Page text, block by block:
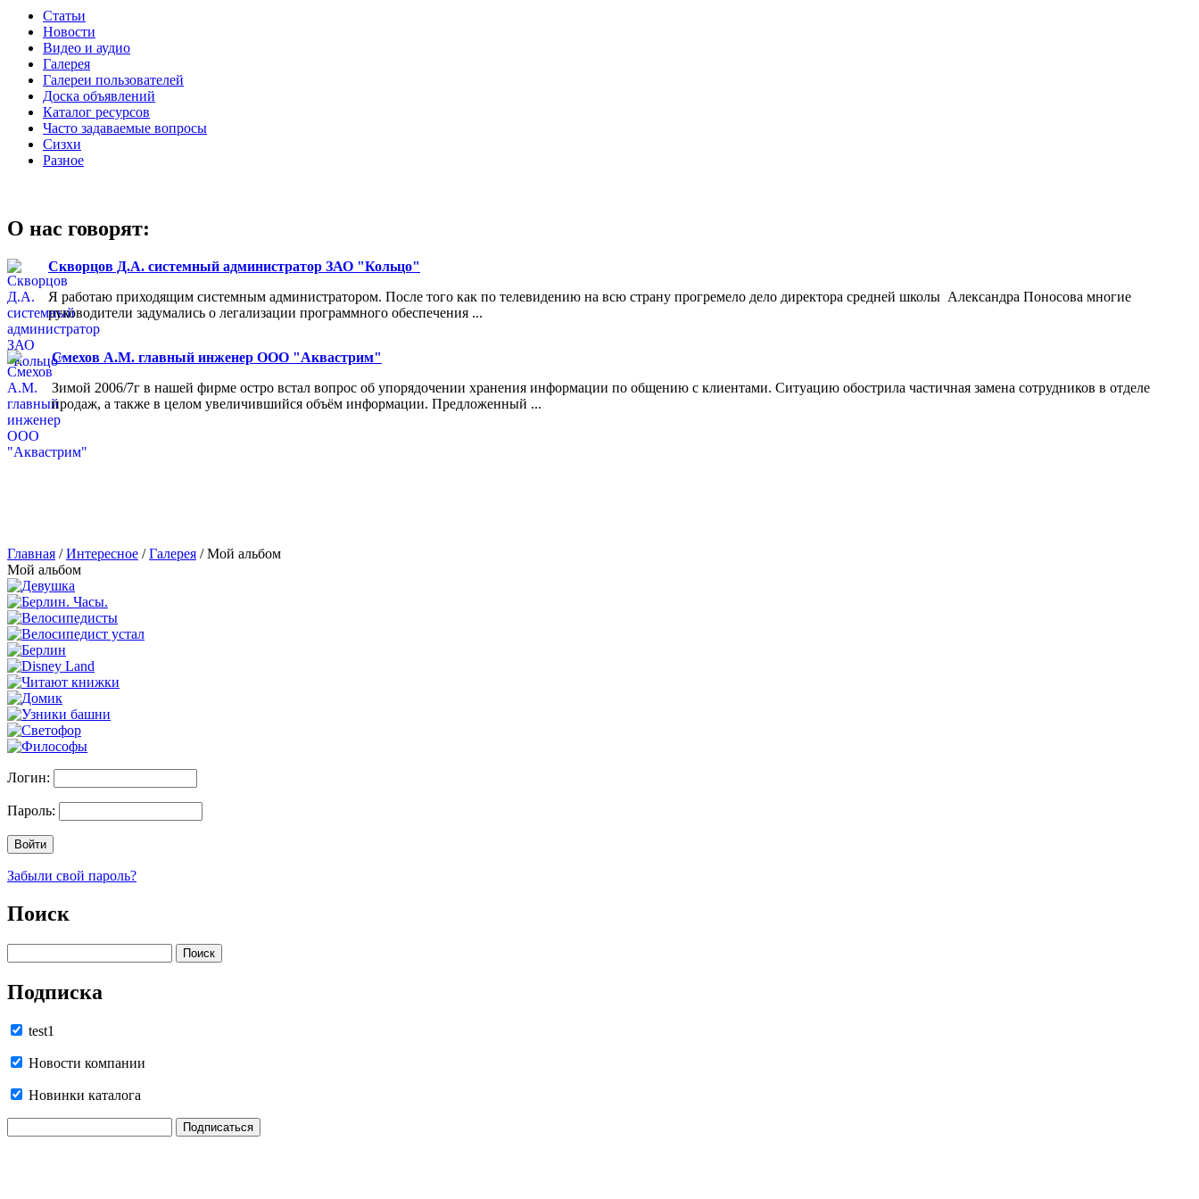
Статьи
Новости
Видео и аудио
Галерея
Галереи пользователей
Доска объявлений
Каталог ресурсов
Часто задаваемые вопросы
Сизхи
Разное
О нас говорят:
Скворцов Д.А. системный администратор ЗАО "Кольцо"
Я работаю приходящим системным администратором. После того как по телевидению на всю страну прогремело дело директора средней школы Александра Поносова многие
руководители задумались о легализации программного обеспечения ...
Смехов А.М. главный инженер ООО "Аквастрим"
Зимой 2006/7г в нашей фирме остро встал вопрос об упорядочении хранения информации по общению с клиентами. Ситуацию обострила частичная замена сотрудников в отделе
продаж, а также в целом увеличившийся объём информации. Предложенный ...
Главная /Интересное /Галерея /Мой альбом
Мой альбом
Логин:
Пароль:
Забыли свой пароль?
Поиск
Подписка
test1
Новости компании
Новинки каталога